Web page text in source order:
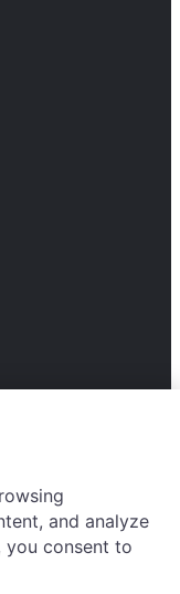
and analyze
you consent to